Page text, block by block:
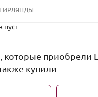
ГИРЛЯНДЫ
пуст
которые приобрели
купили